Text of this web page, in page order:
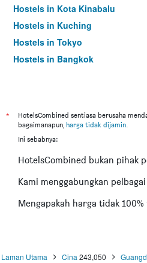
Hostels in Kota Kinabalu
Hostels in Kuching
Hostels in Tokyo
Hostels in Bangkok
*
HotelsCombined sentiasa berusaha
bagaimanapun, harga tidak dijamin.
Ini sebabnya:
HotelsCombined bukan pihak
Kami menggabungkan
Mengapakah harga tidak
Laman Utama Cina 243,050